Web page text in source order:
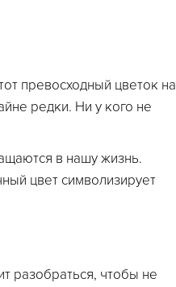
превосходный цветок на
редки. Ни у кого не
в нашу жизнь.
цвет символизирует
разобраться, чтобы не